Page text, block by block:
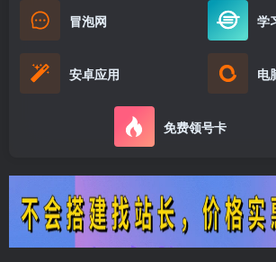
冒泡网 学
安卓应用 电
免费领号卡